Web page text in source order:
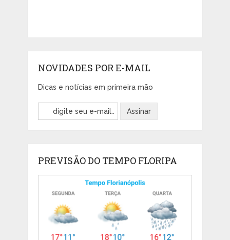
NOVIDADES POR E-MAIL
Dicas e notícias em primeira mão
PREVISÃO DO TEMPO FLORIPA